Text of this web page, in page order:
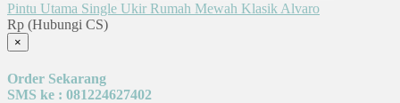
Pintu Utama Single Ukir Rumah Mewah Klasik Alvaro
Rp (Hubungi CS)
×
Order Sekarang
SMS ke : 081224627402